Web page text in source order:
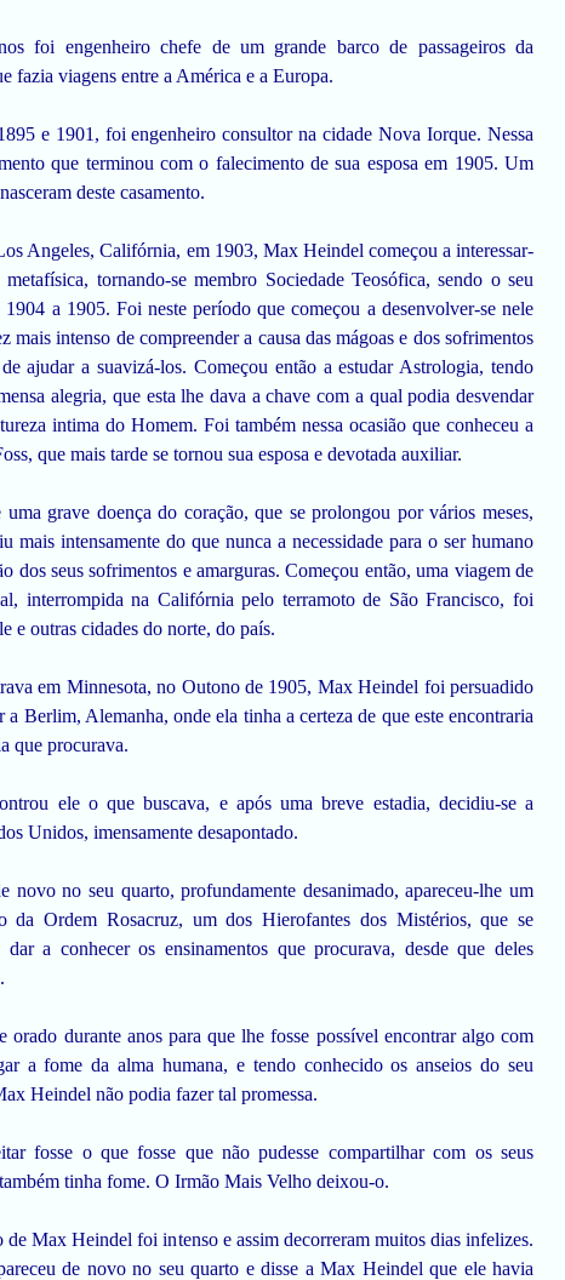
foi engenheiro chefe de um grande barco de passageiros da
fazia viagens entre a América e a Europa.
e 1901, foi engenheiro consultor na cidade Nova Iorque. Nessa
que terminou com o falecimento de sua esposa em 1905. Um
deste casamento.
Angeles, Califórnia, em 1903, Max Heindel começou a interessar-
tornando-se membro Sociedade Teosófica, sendo o seu
1904 a 1905. Foi neste período que começou a desenvolver-se nele
mais intenso de compreender a causa das mágoas e dos sofrimentos
ajudar a suavizá-los. Começou então a estudar Astrologia, tendo
alegria, que esta lhe dava a chave com a qual podia desvendar
intima do Homem. Foi também nessa ocasião que conheceu a
que mais tarde se tornou sua esposa e devotada auxiliar.
grave doença do coração, que se prolongou por vários meses,
mais intensamente do que nunca a necessidade para o ser humano
dos seus sofrimentos e amarguras. Começou então, uma viagem de
interrompida na Califórnia pelo terramoto de São Francisco, foi
e outras cidades do norte, do país.
em Minnesota, no Outono de 1905, Max Heindel foi persuadido
a Berlim, Alemanha, onde ela tinha a certeza de que este encontraria
que procurava.
ele o que buscava, e após uma breve estadia, decidiu-se a
Unidos, imensamente desapontado.
novo no seu quarto, profundamente desanimado, apareceu-lhe um
da Ordem Rosacruz, um dos Hierofantes dos Mistérios, que se
dar a conhecer os ensinamentos que procurava, desde que deles
orado durante anos para que lhe fosse possível encontrar algo com
a fome da alma humana, e tendo conhecido os anseios do seu
Heindel não podia fazer tal promessa.
fosse o que fosse que não pudesse compartilhar com os seus
tinha fome. O Irmão Mais Velho deixou-o.
de Max Heindel foi intenso e assim decorreram muitos dias infelizes.
de novo no seu quarto e disse a Max Heindel que ele havia